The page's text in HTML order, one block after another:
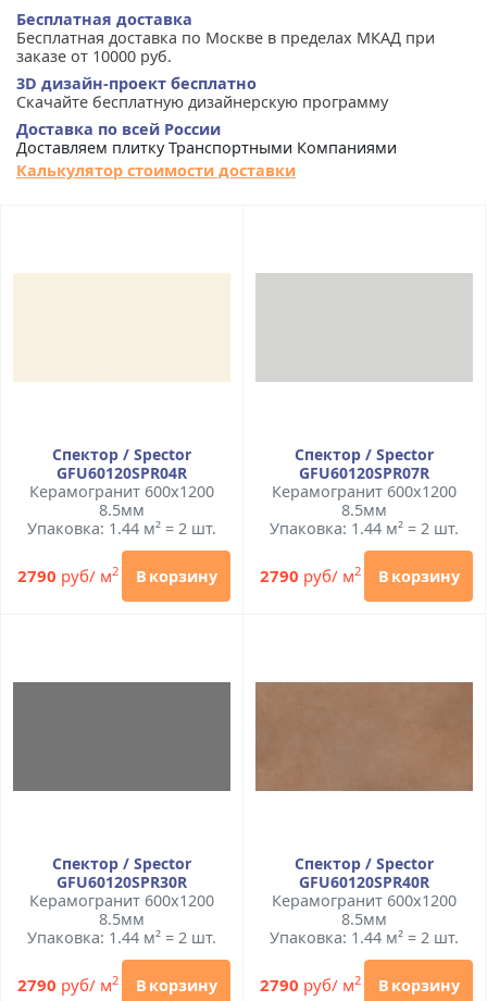
Бесплатная доставка
Бесплатная доставка по Москве в пределах МКАД при
заказе от 10000 руб.
3D дизайн-проект бесплатно
Скачайте бесплатную дизайнерскую программу
Доставка по всей России
Доставляем плитку Транспортными Компаниями
Калькулятор стоимости доставки
Спектор / Spector
GFU60120SPR04R
Керамогранит 600x1200
8.5мм
Упаковка: 1.44 м² = 2 шт.
2790 руб/ м2 В корзину
Спектор / Spector
GFU60120SPR07R
Керамогранит 600x1200
8.5мм
Упаковка: 1.44 м² = 2 шт.
2790 руб/ м2 В корзину
Спектор / Spector
GFU60120SPR30R
Керамогранит 600x1200
8.5мм
Упаковка: 1.44 м² = 2 шт.
2790 руб/ м2 В корзину
Спектор / Spector
GFU60120SPR40R
Керамогранит 600x1200
8.5мм
Упаковка: 1.44 м² = 2 шт.
2790 руб/ м2 В корзину